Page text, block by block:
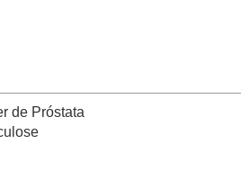
de Próstata